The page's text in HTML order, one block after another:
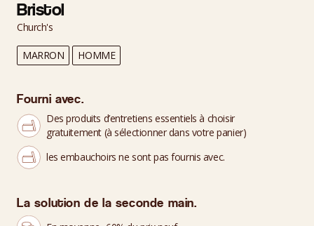
Bristol
Church's
MARRON HOMME
Fourni avec.
Des produits d’entretiens essentiels à choisir
gratuitement (à sélectionner dans votre panier)
les embauchoirs ne sont pas fournis avec.
La solution de la seconde main.